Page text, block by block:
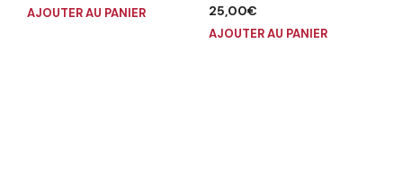
AJOUTER AU PANIER
25,00€
AJOUTER AU PANIER